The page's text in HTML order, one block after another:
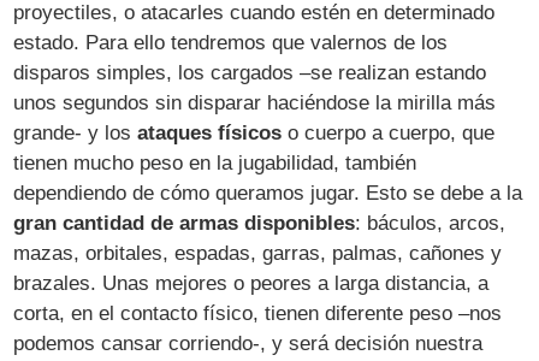
proyectiles, o atacarles cuando estén en determinado
estado. Para ello tendremos que valernos de los
disparos simples, los cargados –se realizan estando
unos segundos sin disparar haciéndose la mirilla más
grande- y losataques físicos o cuerpo a cuerpo, que
tienen mucho peso en la jugabilidad, también
dependiendo de cómo queramos jugar. Esto se debe a la
gran cantidad de armas disponibles: báculos, arcos,
mazas, orbitales, espadas, garras, palmas, cañones y
brazales. Unas mejores o peores a larga distancia, a
corta, en el contacto físico, tienen diferente peso –nos
podemos cansar corriendo-, y será decisión nuestra